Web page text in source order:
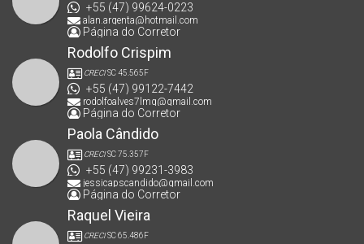
+55 (47) 99624-0223
alan.argenta@hotmail.com
Página do Corretor
Rodolfo Crispim
CRECISC 45.565F
+55 (47) 99122-7442
rodolfoalves7lmg@gmail.com
Página do Corretor
Paola Cândido
CRECISC 75.357F
+55 (47) 99231-3983
jessicapscandido@gmail.com
Página do Corretor
Raquel Vieira
CRECISC 65.486F